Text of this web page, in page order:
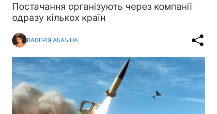
Постачання організують через компанії
одразу кількох країн
ВАЛЕРІЯ АБАБІНА